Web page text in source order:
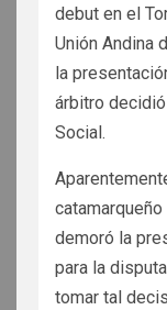
debut en el
Unión Andina
la
árbitro
Social.
demoró la
para la
tomar tal